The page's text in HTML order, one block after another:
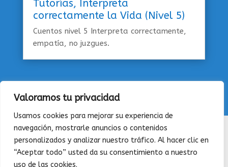
Valoramos tu privacidad
Usamos cookies para mejorar su experiencia de
navegación, mostrarle anuncios o contenidos
personalizados y analizar nuestro tráfico. Al hacer clic en
“Aceptar todo” usted da su consentimiento a nuestro
uso de las cookies.
Tutorías, Interpreta
correctamente la Vida (Nivel 5)
Cuentos nivel 5 Interpreta correctamente,
empatía, no juzgues.
QUIENES SOMOS|CONTACTAR|POLÍTICA DE
PRIVACIDAD |
POLÍTICA DE COOKIES
(C) Diemweb 2026- Todos los derechos